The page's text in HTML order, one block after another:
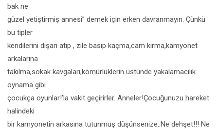
bak ne
güzel yetiştirmiş annesi” demek için erken davranmayın. Çünkü
bu tipler
kendilerini dışarı atıp , zile basıp kaçma,cam kırma,kamyonet
arkalarına
takılma,sokak kavgaları,kömürlüklerin üstünde yakalamacılık
oynama gibi
çocukça oyunlar!’la vakit geçirirler. Anneler!Çocuğunuzu hareket
halindeki
bir kamyonetin arkasına tutunmuş düşünsenize..Ne dehşet!!! Ne